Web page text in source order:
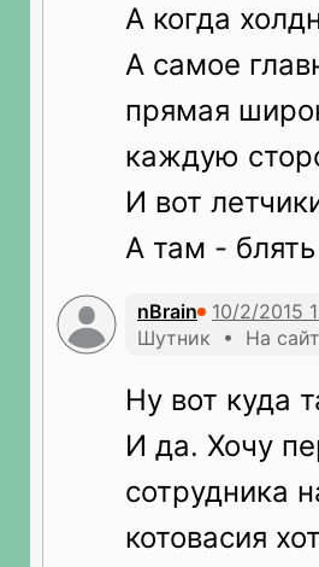
А когда
А самое
прямая
каждую
И вот
А там -
nBrain
Шутник • На
Ну вот куда
И да. Хочу
сотрудника
котовасия